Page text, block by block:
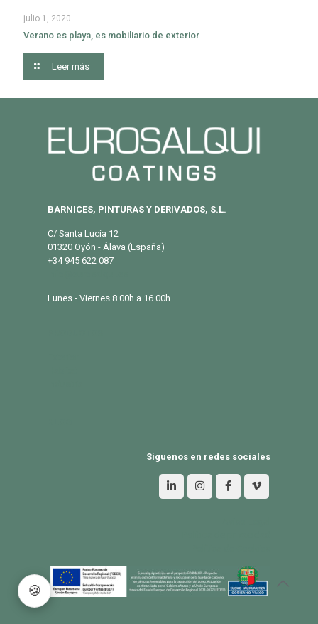
julio 1, 2020
Verano es playa, es mobiliario de exterior
Leer más
BARNICES, PINTURAS Y DERIVADOS, S.L.
C/ Santa Lucía 12
01320 Oyón - Álava (España)
+34 945 622 087
Lunes - Viernes 8.00h a 16.00h
Síguenos en redes sociales
🍪